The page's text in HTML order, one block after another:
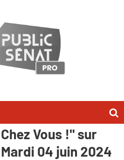
Aignan l'a dit
Vous !" sur
04 juin 2024